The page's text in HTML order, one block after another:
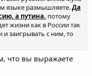
языке размышляете.Да
а путина. потому
жизни как в России так
и заигрывать с ним, то
что вы выражаете